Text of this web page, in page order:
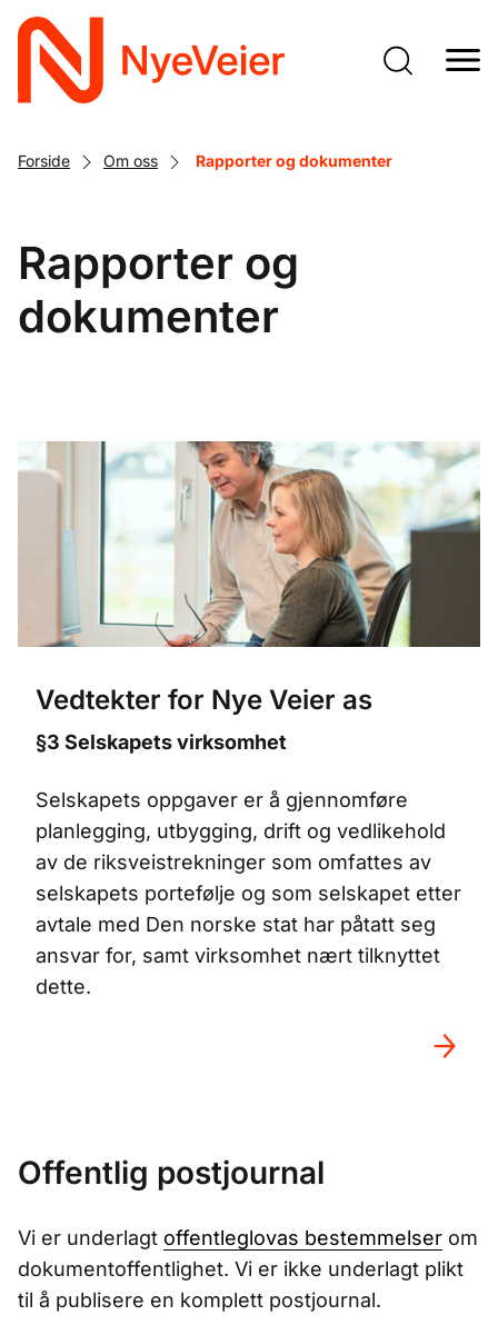
Gå
Forside Om oss Rapporter og dokumenter
Rapporter og
dokumenter
Vedtekter for Nye Veier as
§3 Selskapets virksomhet
Selskapets oppgaver er å gjennomføre
planlegging, utbygging, drift og vedlikehold
av de riksveistrekninger som omfattes av
selskapets portefølje og som selskapet etter
avtale med Den norske stat har påtatt seg
ansvar for, samt virksomhet nært tilknyttet
dette.
Offentlig postjournal
Vi er underlagt offentleglovas bestemmelser om
dokumentoffentlighet. Vi er ikke underlagt plikt
til å publisere en komplett postjournal.